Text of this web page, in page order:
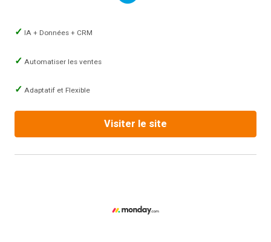
IA + Données + CRM
Automatiser les ventes
Adaptatif et Flexible
Visiter le site